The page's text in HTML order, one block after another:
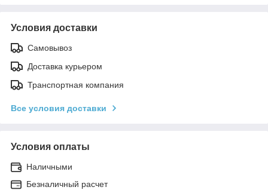
Условия доставки
Самовывоз
Доставка курьером
Транспортная компания
Все условия доставки
Условия оплаты
Наличными
Безналичный расчет